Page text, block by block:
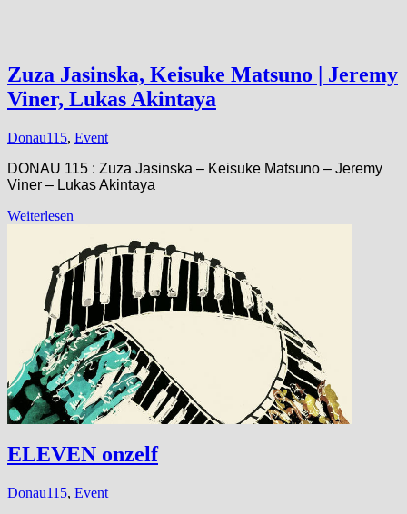
Zuza Jasinska, Keisuke Matsuno | Jeremy
Viner, Lukas Akintaya
Donau115, Event
DONAU 115 : Zuza Jasinska – Keisuke Matsuno – Jeremy
Viner – Lukas Akintaya
Weiterlesen
ELEVEN onzelf
Donau115, Event